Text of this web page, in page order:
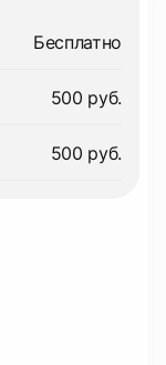
Бесплатно
500 руб.
500 руб.